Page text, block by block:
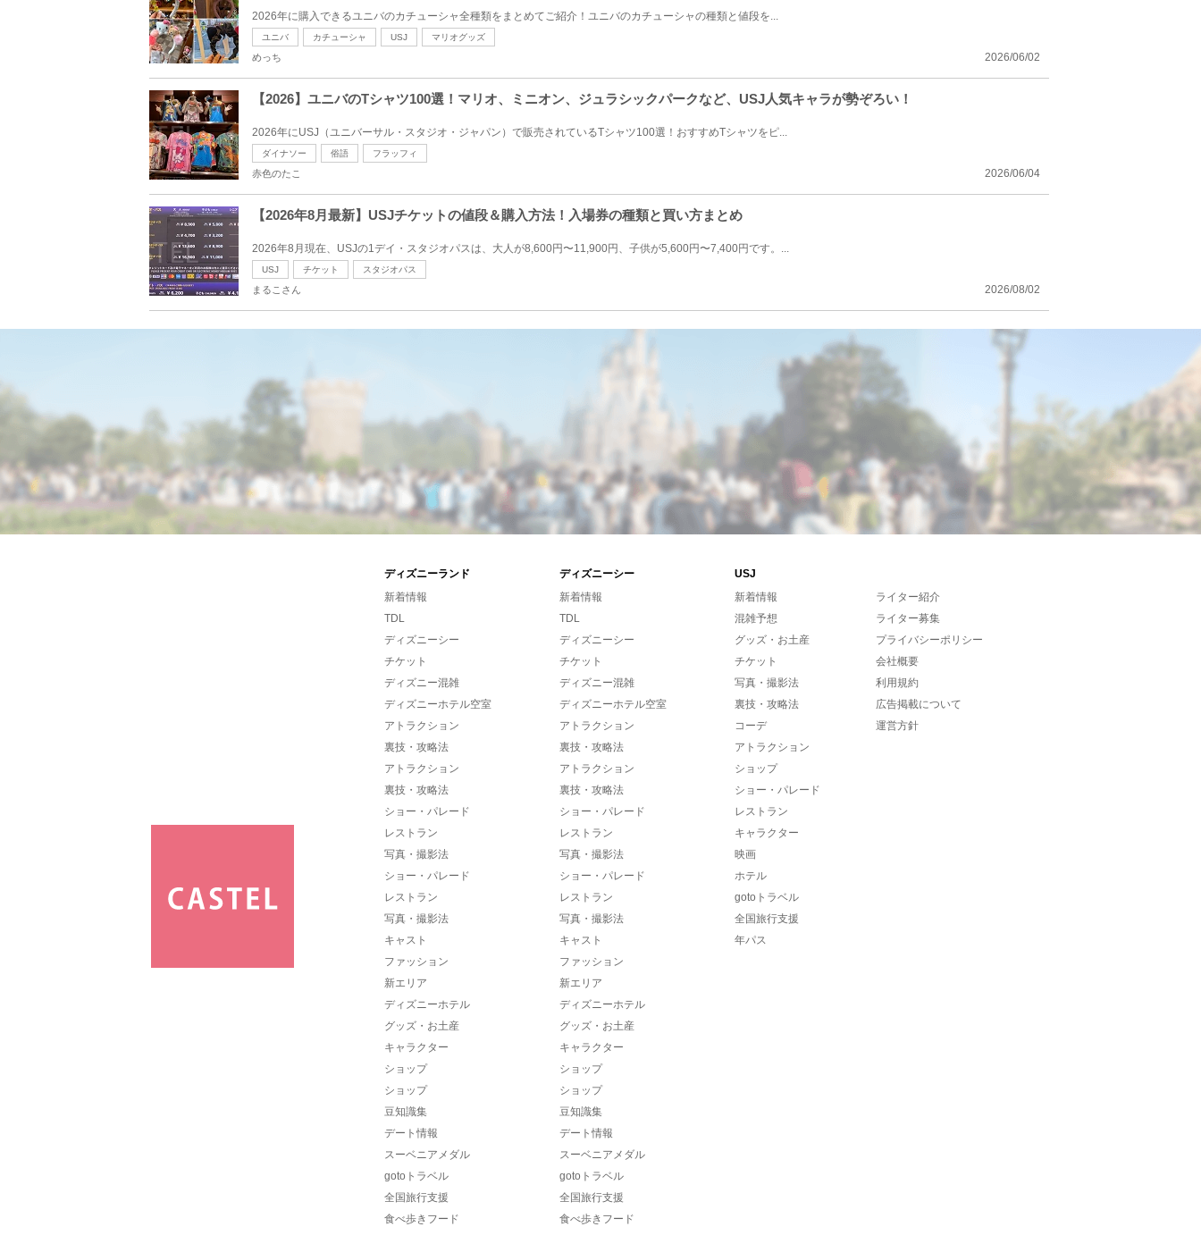
2026年に購入できるユニバのカチューシャ全種類をまとめてご紹介！ユニバのカチューシャの種類と値段を...
ユニバ カチューシャ USJ マリオグッズ
2026/06/02
めっち
【2026】ユニバのTシャツ100選！マリオ、ミニオン、ジュラシックパークなど、USJ人気キャラが勢ぞろい！
2026年にUSJ（ユニバーサル・スタジオ・ジャパン）で販売されているTシャツ100選！おすすめTシャツをピ...
ダイナソー 俗語 フラッフィ
2026/06/04
赤色のたこ
【2026年8月最新】USJチケットの値段＆購入方法！入場券の種類と買い方まとめ
2026年8月現在、USJの1デイ・スタジオパスは、大人が8,600円〜11,900円、子供が5,600円〜7,400円です。...
USJ チケット スタジオパス
2026/08/02
まるこさん
ディズニーランド ディズニーシー
USJ
新着情報
TDL
ディズニーシー
チケット
ディズニー混雑
ディズニーホテル空室
アトラクション
裏技・攻略法
アトラクション
裏技・攻略法
ショー・パレード
レストラン
写真・撮影法
ショー・パレード
レストラン
写真・撮影法
キャスト
ファッション
新エリア
ディズニーホテル
グッズ・お土産
キャラクター
ショップ
ショップ
豆知識集
デート情報
スーベニアメダル
gotoトラベル
全国旅行支援
食べ歩きフード
新着情報
TDL
ディズニーシー
チケット
ディズニー混雑
ディズニーホテル空室
アトラクション
裏技・攻略法
アトラクション
裏技・攻略法
ショー・パレード
レストラン
写真・撮影法
ショー・パレード
レストラン
写真・撮影法
キャスト
ファッション
新エリア
ディズニーホテル
グッズ・お土産
キャラクター
ショップ
ショップ
豆知識集
デート情報
スーベニアメダル
gotoトラベル
全国旅行支援
食べ歩きフード
新着情報
混雑予想
グッズ・お土産
チケット
写真・撮影法
裏技・攻略法
コーデ
アトラクション
ショップ
ショー・パレード
レストラン
キャラクター
映画
ホテル
gotoトラベル
全国旅行支援
年パス
ライター紹介
ライター募集
プライバシーポリシー
会社概要
利用規約
広告掲載について
運営方針